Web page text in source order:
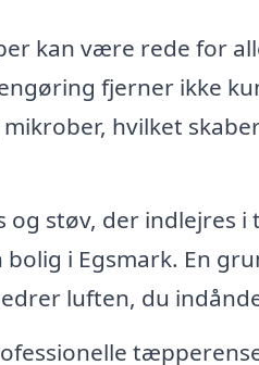
kan være rede for
fjerner ikke
hvilket
og støv, der indlejres
i Egsmark. En
luften, du